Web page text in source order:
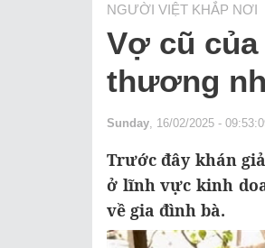
NGƯỜI VIỆT KHẮP NƠI
Vợ cũ
thương
Sunday , 16/02/2025 -
Trước đây khán
ở lĩnh vực kinh
về gia đình bà.